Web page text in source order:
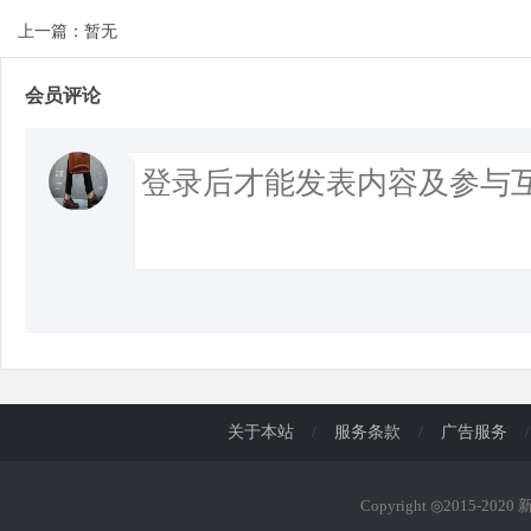
上一篇：暂无
会员评论
关于本站 / 服务条款 / 广告服务 /
Copyright ◎2015-2020